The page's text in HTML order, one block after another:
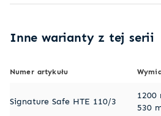
Inne warianty z tej serii
Numer artykułu
Signature Safe HTE 110/3
1200
530